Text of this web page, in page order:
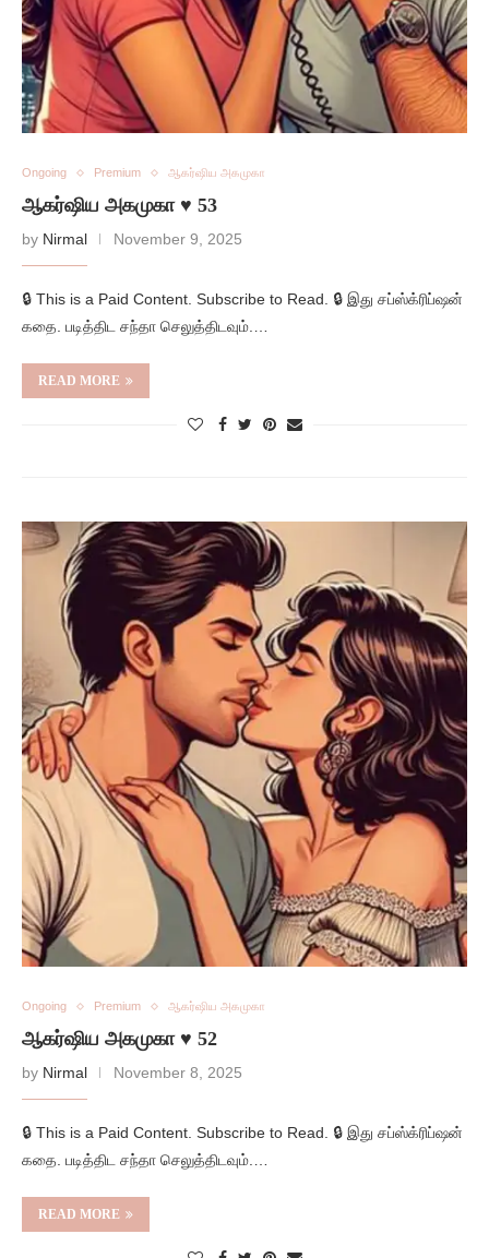
Ongoing Premium ஆகர்ஷிய அகமுகா
ஆகர்ஷிய அகமுகா ♥️ 53
by Nirmal November 9, 2025
🔒 This is a Paid Content. Subscribe to Read. 🔒 இது சப்ஸ்க்ரிப்ஷன்
கதை. படித்திட சந்தா செலுத்திடவும்.…
READ MORE
Ongoing Premium ஆகர்ஷிய அகமுகா
ஆகர்ஷிய அகமுகா ♥️ 52
by Nirmal November 8, 2025
🔒 This is a Paid Content. Subscribe to Read. 🔒 இது சப்ஸ்க்ரிப்ஷன்
கதை. படித்திட சந்தா செலுத்திடவும்.…
READ MORE